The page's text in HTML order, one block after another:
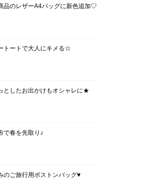
品のレザーA4バッグに新色追加♡
トートで大人にキメる☆
としたお出かけもオシャレに★
で春を先取り♪
のご旅行用ボストンバッグ♥